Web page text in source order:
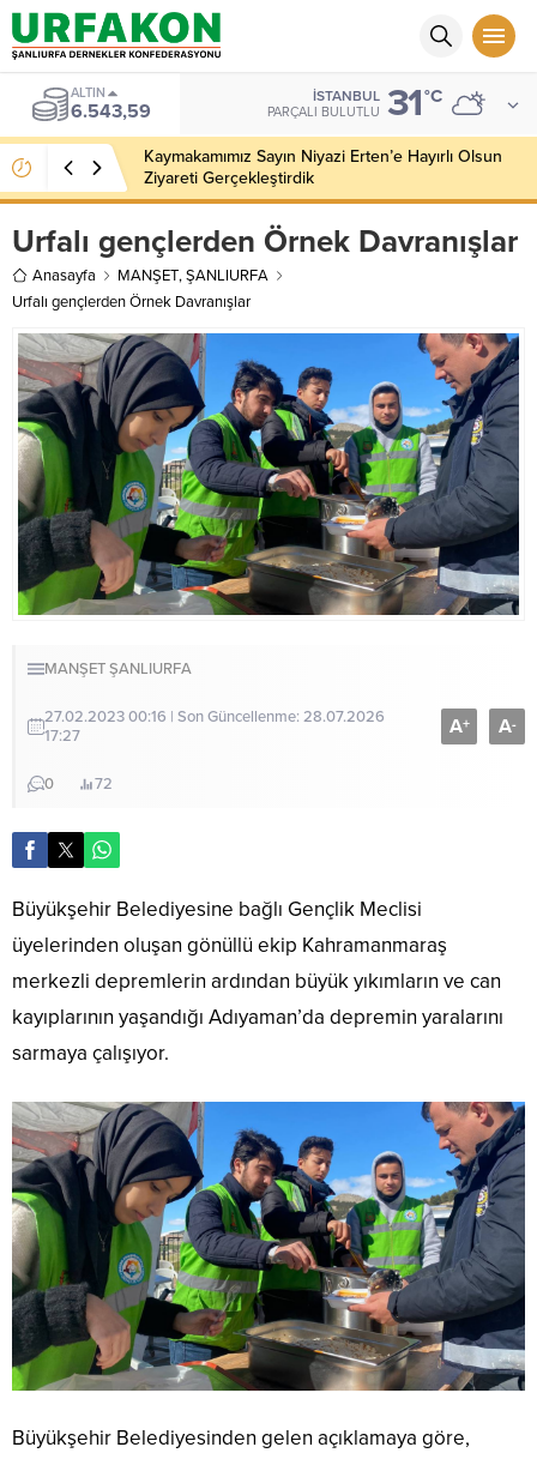
ALTIN
6.543,59
İSTANBUL
PARÇALI BULUTLU 31°C
Kaymakamımız Sayın Niyazi Erten’e Hayırlı Olsun
Ziyareti Gerçekleştirdik
Urfalı gençlerden Örnek Davranışlar
Anasayfa MANŞET,ŞANLIURFA
Urfalı gençlerden Örnek Davranışlar
MANŞETŞANLIURFA
27.02.2023 00:16 | Son Güncellenme: 28.07.2026
17:27
0 72
A+ A-
Büyükşehir Belediyesine bağlı Gençlik Meclisi
üyelerinden oluşan gönüllü ekip Kahramanmaraş
merkezli depremlerin ardından büyük yıkımların ve can
kayıplarının yaşandığı Adıyaman’da depremin yaralarını
sarmaya çalışıyor.
Büyükşehir Belediyesinden gelen açıklamaya göre,